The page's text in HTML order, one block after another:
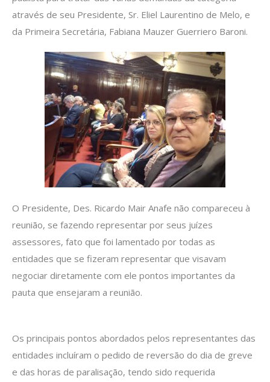
através de seu Presidente, Sr. Eliel Laurentino de Melo, e
da Primeira Secretária, Fabiana Mauzer Guerriero Baroni.
O Presidente, Des. Ricardo Mair Anafe não compareceu à
reunião, se fazendo representar por seus juízes
assessores, fato que foi lamentado por todas as
entidades que se fizeram representar que visavam
negociar diretamente com ele pontos importantes da
pauta que ensejaram a reunião.
Os principais pontos abordados pelos representantes das
entidades incluíram o pedido de reversão do dia de greve
e das horas de paralisação, tendo sido requerida